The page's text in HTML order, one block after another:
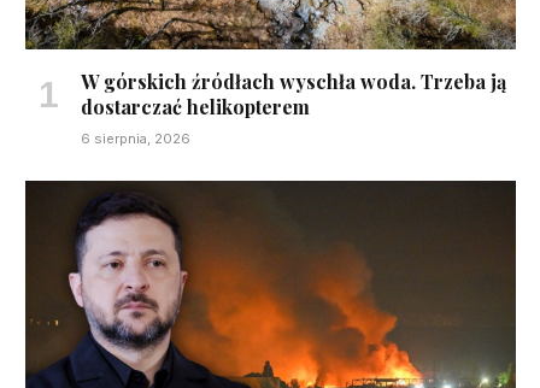
W górskich źródłach wyschła woda. Trzeba ją
dostarczać helikopterem
6 sierpnia, 2026